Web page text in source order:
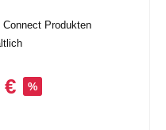
Produkten
€ %